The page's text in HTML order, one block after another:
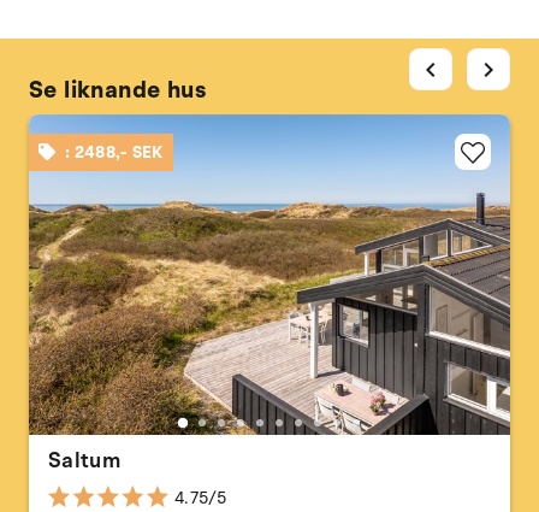
Se liknande hus
: 2488,- SEK
Saltum
4.75/5
chevron_left chevron_right